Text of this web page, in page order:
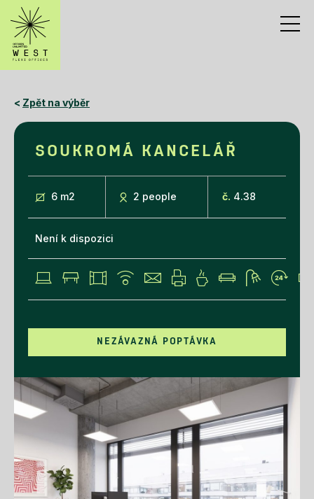
< Zpět na výběr
SOUKROMÁ KANCELÁŘ
6 m2 2 people č. 4.38
Není k dispozici
NEZÁVAZNÁ POPTÁVKA